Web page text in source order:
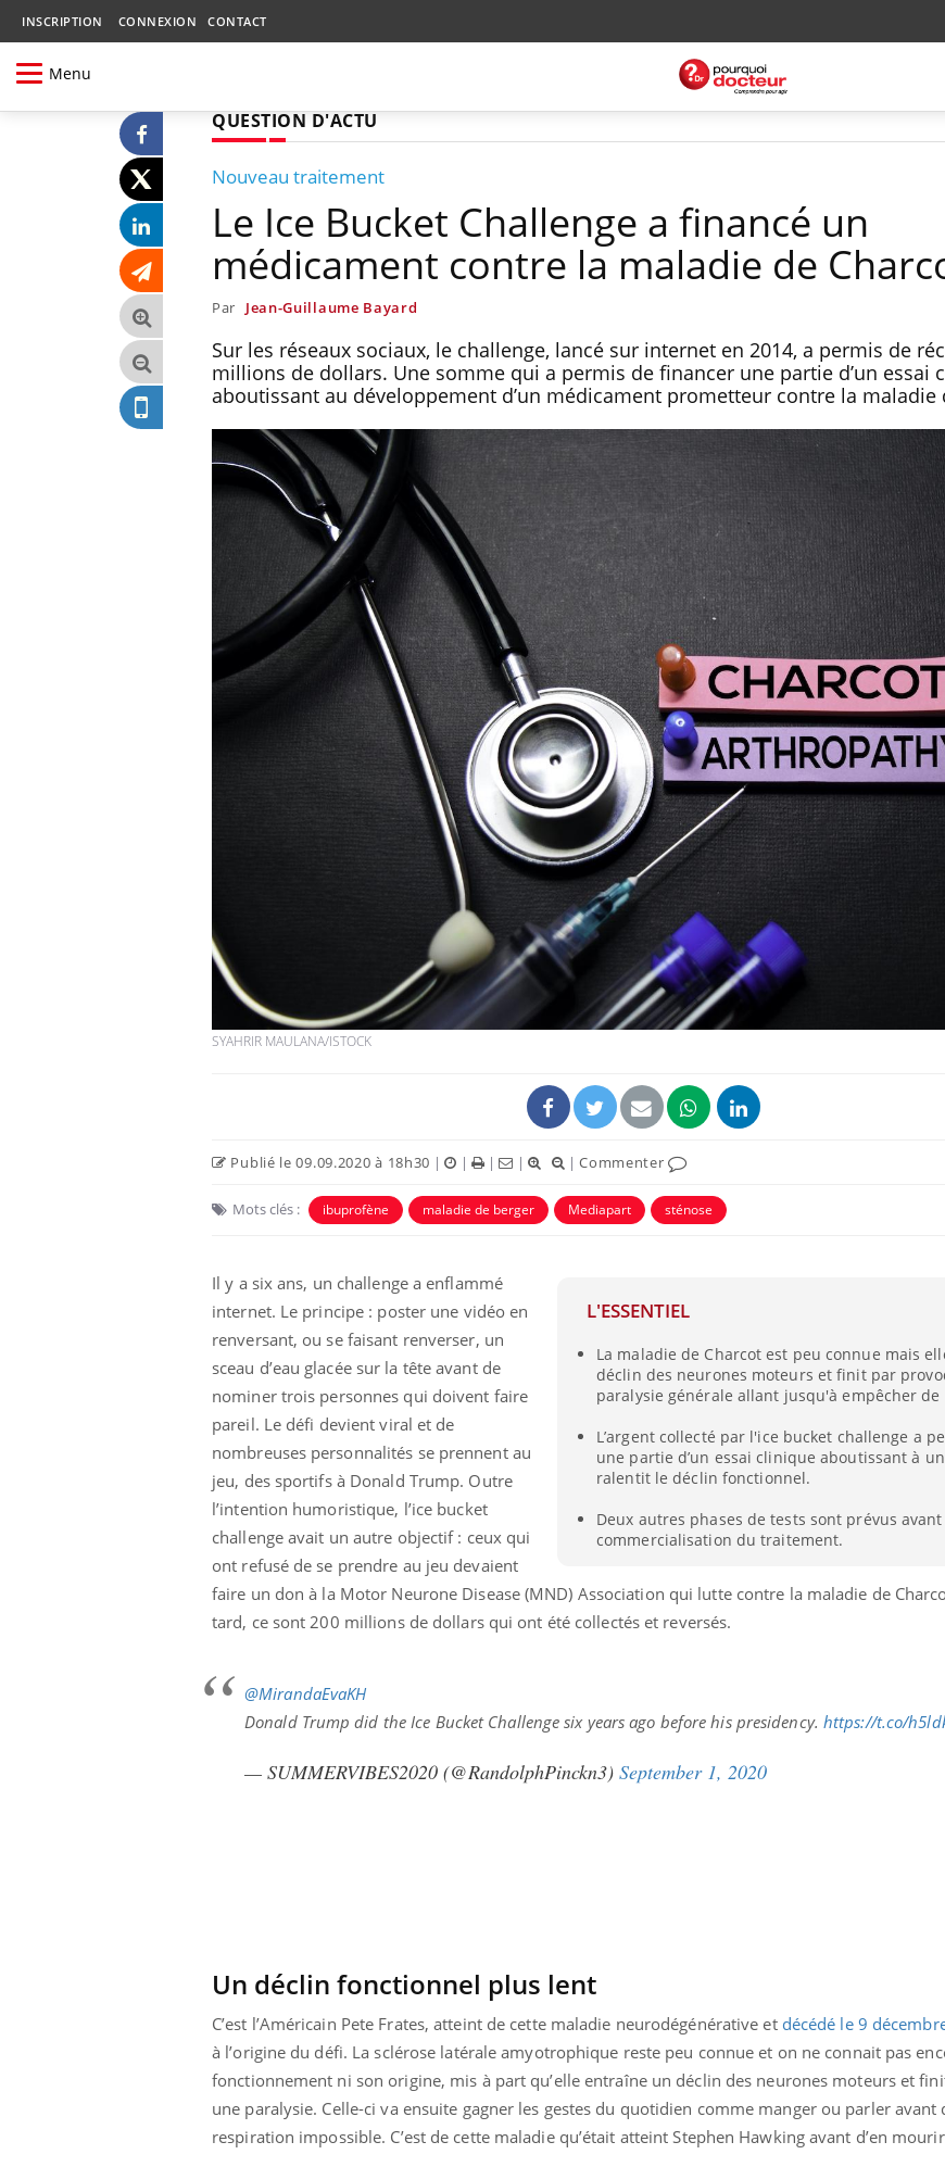
INSCRIPTION CONNEXION CONTACT
Menu
QUESTION D'ACTU
Nouveau traitement
Le Ice Bucket Challenge a financé un
médicament contre la maladie de
Par Jean-Guillaume Bayard
Sur les réseaux sociaux, le challenge, lancé sur internet en 2014, a permis de
millions de dollars. Une somme qui a permis de financer une partie d’un essai
aboutissant au développement d’un médicament prometteur contre la maladie
SYAHRIR MAULANA/ISTOCK
Publié le 09.09.2020 à 18h30 | | | | |Commenter
Mots clés : ibuprofène maladie de berger Mediapart sténose
L'ESSENTIEL
La maladie de Charcot est peu connue mais
déclin des neurones moteurs et finit par
paralysie générale allant jusqu'à empêcher
L’argent collecté par l'ice bucket challenge a
une partie d’un essai clinique aboutissant à
ralentit le déclin fonctionnel.
Deux autres phases de tests sont prévus
commercialisation du traitement.
Il y a six ans, un challenge a enflammé
internet. Le principe : poster une vidéo en
renversant, ou se faisant renverser, un
sceau d’eau glacée sur la tête avant de
nominer trois personnes qui doivent faire
pareil. Le défi devient viral et de
nombreuses personnalités se prennent au
jeu, des sportifs à Donald Trump. Outre
l’intention humoristique, l’ice bucket
challenge avait un autre objectif : ceux qui
ont refusé de se prendre au jeu devaient
faire un don à la Motor Neurone Disease (MND) Association qui lutte contre la maladie de
tard, ce sont 200 millions de dollars qui ont été collectés et reversés.
@MirandaEvaKH
Donald Trump did the Ice Bucket Challenge six years ago before his presidency. https://t.co/
— SUMMERVIBES2020 (@RandolphPinckn3) September 1, 2020
Un déclin fonctionnel plus lent
C’est l’Américain Pete Frates, atteint de cette maladie neurodégénérative et décédé le 9
à l’origine du défi. La sclérose latérale amyotrophique reste peu connue et on ne connait pas
fonctionnement ni son origine, mis à part qu’elle entraîne un déclin des neurones moteurs et
une paralysie. Celle-ci va ensuite gagner les gestes du quotidien comme manger ou parler avant
respiration impossible. C’est de cette maladie qu’était atteint Stephen Hawking avant d’en
Les troubles du sommeil
modifient votre cerveau !
Mon enfant est-il trop
sensible ou simplement
très empathique ?
Bébés, jeunes enfants :
quelle trousse à
pharmacie pour les
Syndrome métabolique :
quels sont les meilleurs
exercices physiques ?
Comment éviter une otite
pendant les vacances ?
Hantavirus : un cas
détecté chez un touriste
en France
des
expliquer ma maladieYoutube
questions sur la maladie d'un proche c'est
Carence en fer : comprendre pour
prévenirYoutube
carence en fer sont multiples ce qui la rend